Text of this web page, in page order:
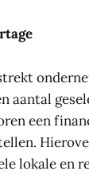
aantal
een
lokale en